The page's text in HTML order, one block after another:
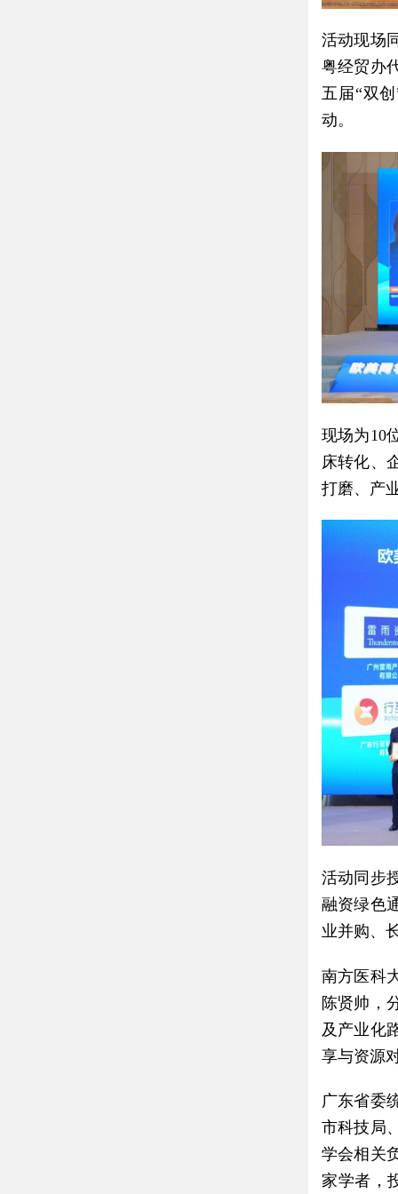
活动现场
粤经贸办
五届“双
动。
现场为10
床转化、
打磨、产
活动同步
融资绿色
业并购、
南方医科
陈贤帅，
及产业化
享与资源
广东省委
市科技局
学会相关
家学者，